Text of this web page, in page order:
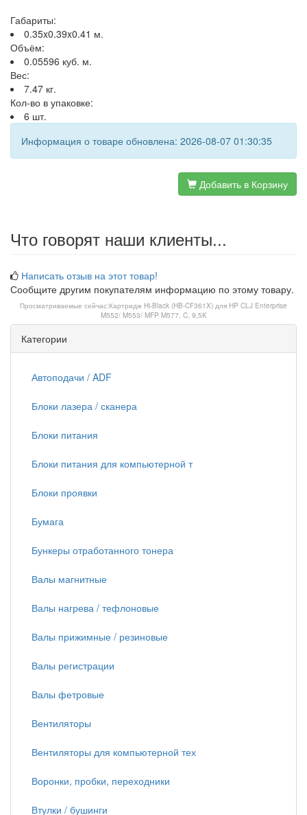
Габариты:
0.35x0.39x0.41 м.
Объём:
0.05596 куб. м.
Вес:
7.47 кг.
Кол-во в упаковке:
6 шт.
Информация о товаре обновлена: 2026-08-07 01:30:35
Добавить в Корзину
Что говорят наши клиенты...
Написать отзыв на этот товар!
Сообщите другим покупателям информацию по этому товару.
Просматриваемые сейчас:Картридж Hi-Black (HB-CF361X) для HP CLJ Enterprise
M552/ M553/ MFP M577, C, 9,5K
Категории
Автоподачи / ADF
Блоки лазера / сканера
Блоки питания
Блоки питания для компьютерной т
Блоки проявки
Бумага
Бункеры отработанного тонера
Валы магнитные
Валы нагрева / тефлоновые
Валы прижимные / резиновые
Валы регистрации
Валы фетровые
Вентиляторы
Вентиляторы для компьютерной тех
Воронки, пробки, переходники
Втулки / бушинги